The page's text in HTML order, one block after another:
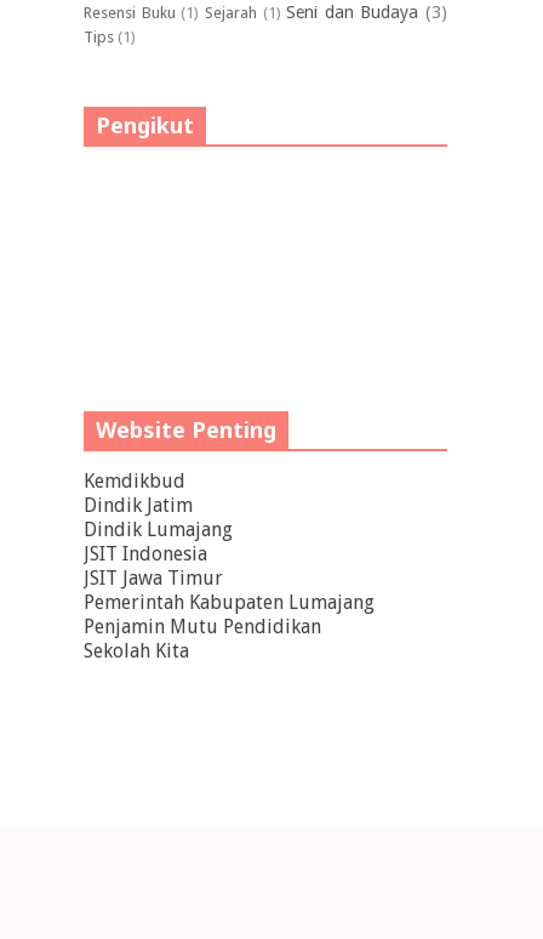
Resensi Buku (1) Sejarah (1) Seni dan Budaya (3)
Tips (1)
Pengikut
Website Penting
Kemdikbud
Dindik Jatim
Dindik Lumajang
JSIT Indonesia
JSIT Jawa Timur
Pemerintah Kabupaten Lumajang
Penjamin Mutu Pendidikan
Sekolah Kita